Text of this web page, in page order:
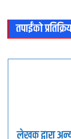
तपाईंको
लेखक द्वारा